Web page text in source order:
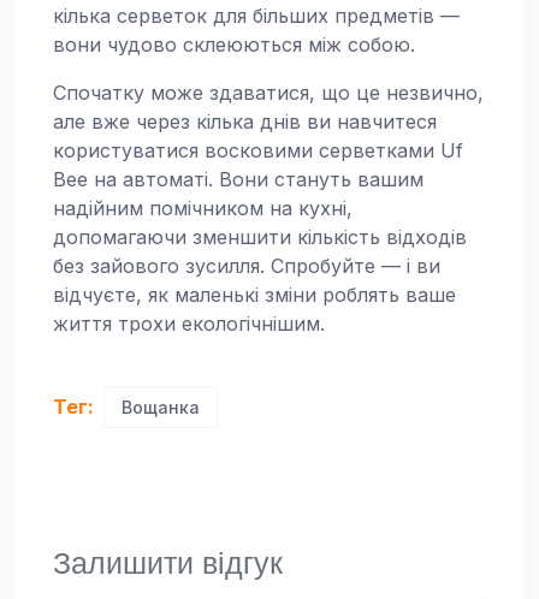
кілька серветок для більших предметів —
вони чудово склеюються між собою.
Спочатку може здаватися, що це незвично,
але вже через кілька днів ви навчитеся
користуватися восковими серветками Uf
Bee на автоматі. Вони стануть вашим
надійним помічником на кухні,
допомагаючи зменшити кількість відходів
без зайового зусилля. Спробуйте — і ви
відчуєте, як маленькі зміни роблять ваше
життя трохи екологічнішим.
Тег: Вощанка